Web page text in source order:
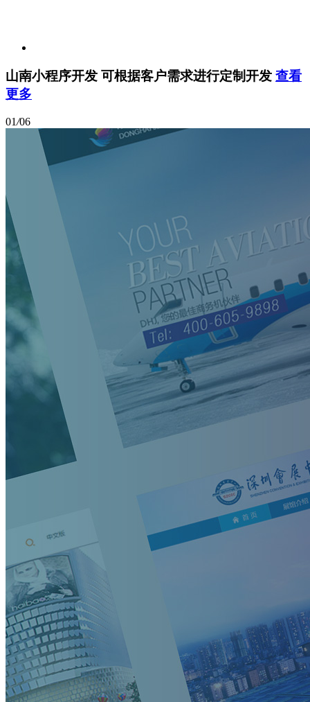
山南小程序开发 可根据客户需求进行定制开发 查看
更多
01/06